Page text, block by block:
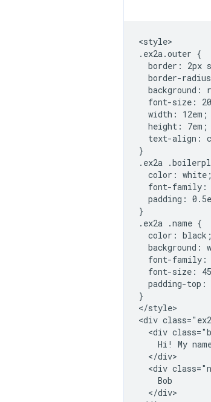
<style>
.ex2a.outer {
border: 2px
border-
background:
font-size:
  width: 12em;
  height: 7em;
text-align:
}
.ex2a
  color: white;
font-family:
padding:
}
.ex2a .name {
  color: black;
background:
font-family:
font-size:
padding-top:
}
</style>
<div
<div
Hi! My
  </div>
<div
    Bob
  </div>